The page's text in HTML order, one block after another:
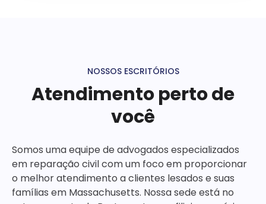
NOSSOS ESCRITÓRIOS
Atendimento perto de
você
Somos uma equipe de advogados especializados
em reparação civil com um foco em proporcionar
o melhor atendimento a clientes lesados e suas
famílias em Massachusetts. Nossa sede está no